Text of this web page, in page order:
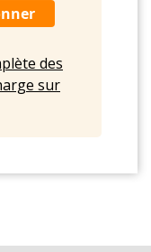
des
sur